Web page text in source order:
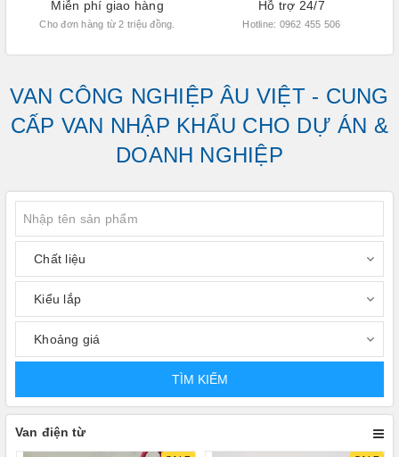
Miễn phí giao hàng
Cho đơn hàng từ 2 triệu đồng.
Hỗ trợ 24/7
Hotline: 0962 455 506
VAN CÔNG NGHIỆP ÂU VIỆT - CUNG
CẤP VAN NHẬP KHẨU CHO DỰ ÁN &
DOANH NGHIỆP
TÌM KIẾM
Van điện từ